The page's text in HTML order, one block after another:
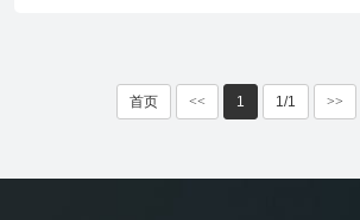
首页 << 1 1/1 >>